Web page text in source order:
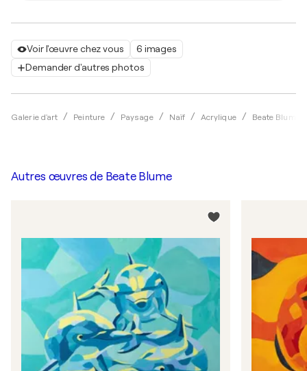
Voir l'œuvre chez vous
6 images
Demander d'autres photos
Galerie d'art Peinture Paysage Naïf Acrylique Beate Blume
Autres œuvres de Beate Blume